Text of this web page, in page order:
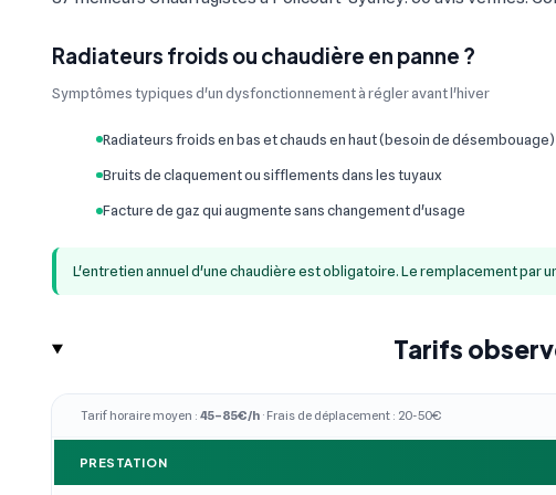
Radiateurs froids ou chaudière en panne ?
Symptômes typiques d'un dysfonctionnement à régler avant l'hiver
Radiateurs froids en bas et chauds en haut (besoin de désembouage)
Bruits de claquement ou sifflements dans les tuyaux
Facture de gaz qui augmente sans changement d'usage
L'entretien annuel d'une chaudière est obligatoire. Le remplacement par
Tarifs
Tarif horaire moyen :45–85€/h · Frais de déplacement : 20-50€
PRESTATION